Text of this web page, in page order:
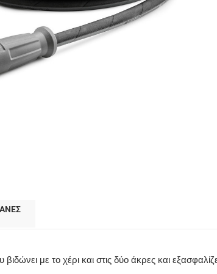
με το χέρι και στις δύο άκρες και